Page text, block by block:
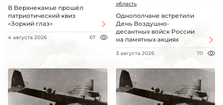
В Верхнекамье прошёл
патриотический квиз
«Зоркий глаз»
4 августа 2026 67
область
Однополчане встретили
День Воздушно-
десантных войск России
на памятных акциях
3 августа 2026 111